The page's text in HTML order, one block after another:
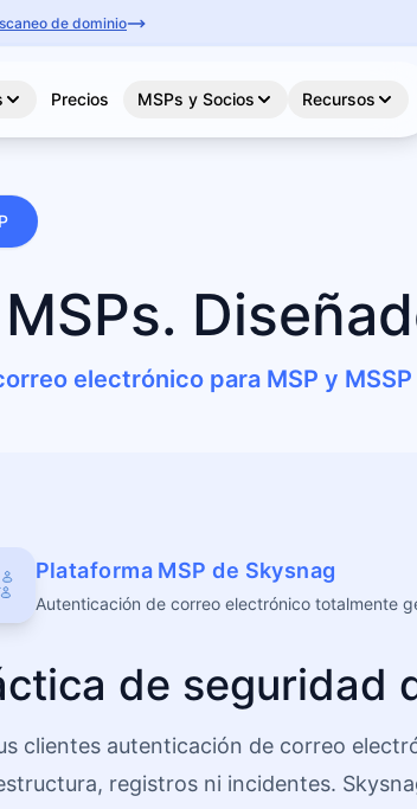
de dominio
Precios MSPs y Socios Recursos
electrónico para MSP y MSSP
Plataforma MSP de Skysnag
Autenticación de correo electrónico totalmente
de seguridad
clientes autenticación de correo
registros ni incidentes.